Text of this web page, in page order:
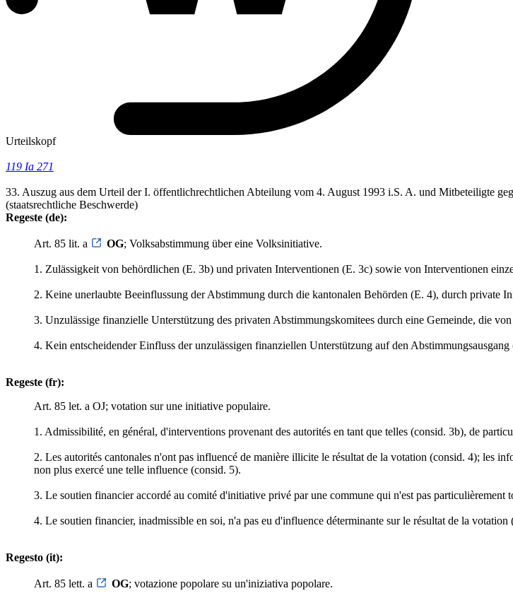
Urteilskopf
119 Ia 271
33. Auszug aus dem Urteil der I. öffentlichrechtlichen Abteilung vom 4. August 1993 i.S. A. und Mitbeteiligte
(staatsrechtliche Beschwerde)
Regeste (de):
Art. 85 lit. a OG; Volksabstimmung über eine Volksinitiative.
1. Zulässigkeit von behördlichen (E. 3b) und privaten Interventionen (E. 3c) sowie von Interventionen
2. Keine unerlaubte Beeinflussung der Abstimmung durch die kantonalen Behörden (E. 4), durch private
3. Unzulässige finanzielle Unterstützung des privaten Abstimmungskomitees durch eine Gemeinde, die
4. Kein entscheidender Einfluss der unzulässigen finanziellen Unterstützung auf den Abstimmungsausgang
Regeste (fr):
Art. 85 let. a OJ; votation sur une initiative populaire.
1. Admissibilité, en général, d'interventions provenant des autorités en tant que telles (consid. 3b), de
2. Les autorités cantonales n'ont pas influencé de manière illicite le résultat de la votation (consid. 4); les
non plus exercé une telle influence (consid. 5).
3. Le soutien financier accordé au comité d'initiative privé par une commune qui n'est pas particulièrement
4. Le soutien financier, inadmissible en soi, n'a pas eu d'influence déterminante sur le résultat de la votation
Regesto (it):
Art. 85 lett. a OG; votazione popolare su un'iniziativa popolare.